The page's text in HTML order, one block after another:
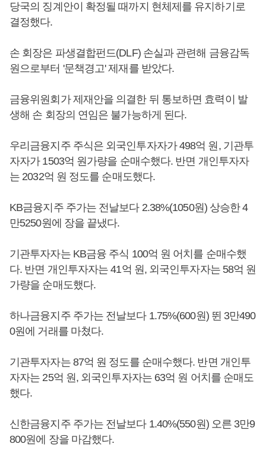
당국의 징계안이 확정될 때까지 현체제를 유지하기로
결정했다.
손 회장은 파생결합펀드(DLF) 손실과 관련해 금융감독
원으로부터 '문책경고' 제재를 받았다.
금융위원회가 제재안을 의결한 뒤 통보하면 효력이 발
생해 손 회장의 연임은 불가능하게 된다.
우리금융지주 주식은 외국인투자자가 498억 원, 기관투
자자가 1503억 원가량을 순매수했다. 반면 개인투자자
는 2032억 원 정도를 순매도했다.
KB금융지주 주가는 전날보다 2.38%(1050원) 상승한 4
만5250원에 장을 끝냈다.
기관투자자는 KB금융 주식 100억 원 어치를 순매수했
다. 반면 개인투자자는 41억 원, 외국인투자자는 58억 원
가량을 순매도했다.
하나금융지주 주가는 전날보다 1.75%(600원) 뛴 3만490
0원에 거래를 마쳤다.
기관투자자는 87억 원 정도를 순매수했다. 반면 개인투
자자는 25억 원, 외국인투자자는 63억 원 어치를 순매도
했다.
신한금융지주 주가는 전날보다 1.40%(550원) 오른 3만9
800원에 장을 마감했다.